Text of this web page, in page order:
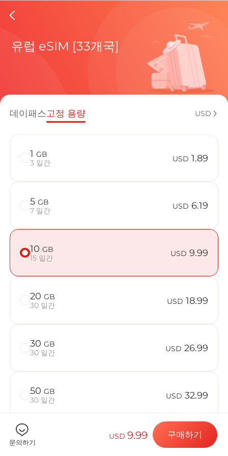
Greece
현재 목적
eSIM을 즐
Greece에
Billion
목적지 및 데
eSIM 설치하
데이터 요금
유럽 eSIM [33개국]
데이패스고정 용량 USD
1 GB
3 일간
USD 1.89
5 GB
7 일간
USD 6.19
10 GB
15 일간
USD 9.99
20 GB
30 일간
USD 18.99
30 GB
30 일간
USD 26.99
50 GB
30 일간
USD 32.99
문의하기
USD9.99 구매하기